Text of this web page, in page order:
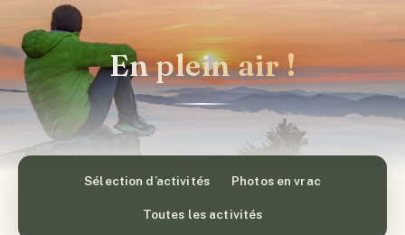
En plein air !
Sélection d’activités Photos en vrac
Toutes les activités